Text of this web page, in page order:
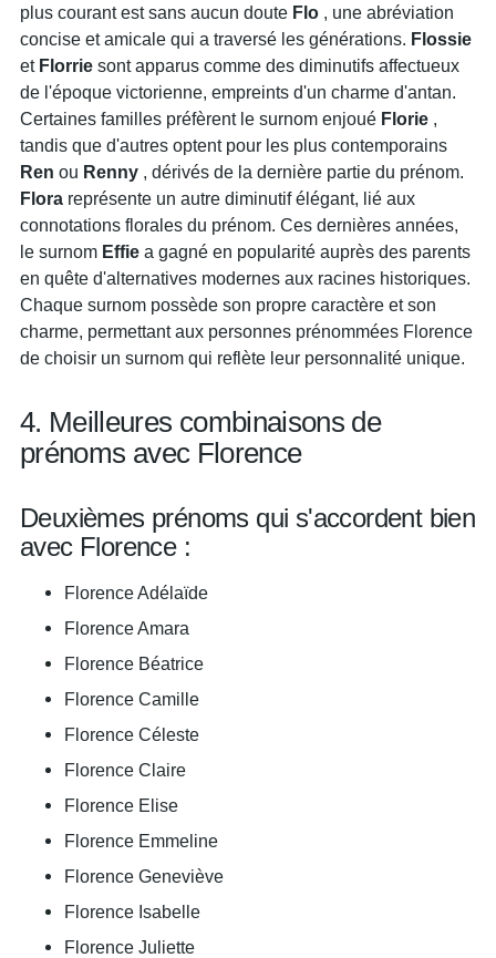
plus courant est sans aucun doute Flo , une abréviation
concise et amicale qui a traversé les générations. Flossie
et Florrie sont apparus comme des diminutifs affectueux
de l'époque victorienne, empreints d'un charme d'antan.
Certaines familles préfèrent le surnom enjoué Florie ,
tandis que d'autres optent pour les plus contemporains
Ren ou Renny , dérivés de la dernière partie du prénom.
Flora représente un autre diminutif élégant, lié aux
connotations florales du prénom. Ces dernières années,
le surnom Effie a gagné en popularité auprès des parents
en quête d'alternatives modernes aux racines historiques.
Chaque surnom possède son propre caractère et son
charme, permettant aux personnes prénommées Florence
de choisir un surnom qui reflète leur personnalité unique.
4. Meilleures combinaisons de
prénoms avec Florence
Deuxièmes prénoms qui s'accordent bien
avec Florence :
Florence Adélaïde
Florence Amara
Florence Béatrice
Florence Camille
Florence Céleste
Florence Claire
Florence Elise
Florence Emmeline
Florence Geneviève
Florence Isabelle
Florence Juliette